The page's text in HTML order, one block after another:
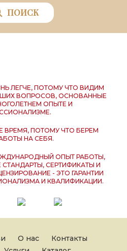
ПОИСК
ЛЕГЧЕ, ПОТОМУ ЧТО ВИДИМ
ВОПРОСОВ, ОСНОВАННЫЕ
ОПЫТЕ И
ПОТОМУ ЧТО БЕРЕМ
НА СЕБЯ.
ОПЫТ РАБОТЫ,
СЕРТИФИКАТЫ И
- ЭТО ГАРАНТИИ
И КВАЛИФИКАЦИИ.
О нас
Контакты